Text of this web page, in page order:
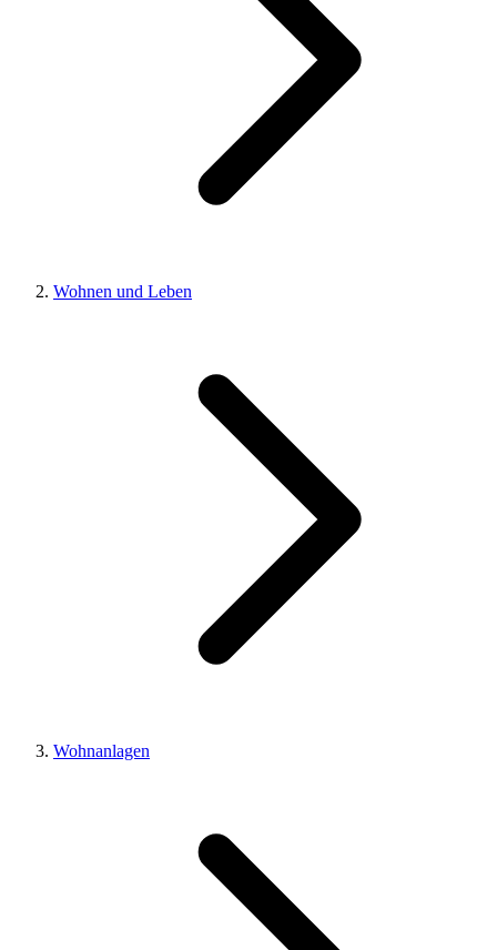
Wohnen und Leben
Wohnanlagen